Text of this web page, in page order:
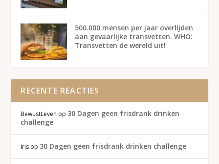
500.000 mensen per jaar overlijden
aan gevaarlijke transvetten. WHO:
Transvetten de wereld uit!
RECENTE REACTIES
BewustLeven op 30 Dagen geen frisdrank drinken
challenge
Iris op 30 Dagen geen frisdrank drinken challenge